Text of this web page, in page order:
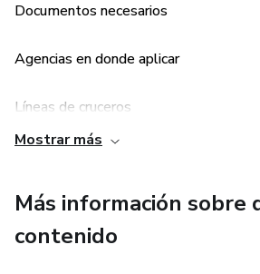
Documentos necesarios
Agencias en donde aplicar
Líneas de cruceros
Mostrar más
Más información sobre
contenido